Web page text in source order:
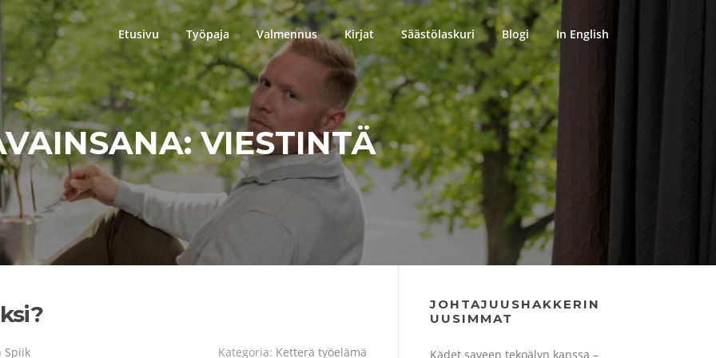
Etusivu Työpaja Valmennus Kirjat Säästölaskuri Blogi In English
VIESTINTÄ
Spiik Kategoria: Ketterä työelämä
JOHTAJUUSHAKKERIN
UUSIMMAT
Kädet saveen tekoälyn kanssa –